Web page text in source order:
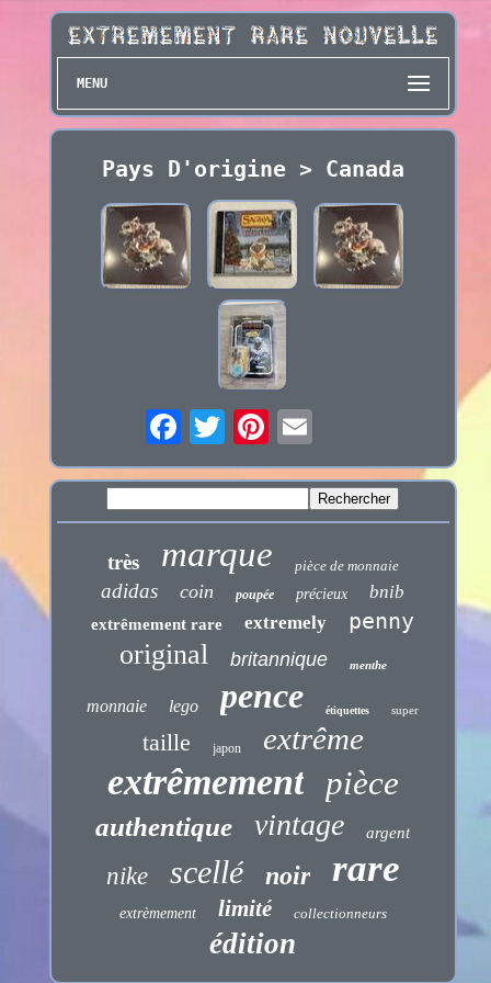
MENU
Pays D'origine > Canada
très marque pièce de monnaie
adidas coin poupée précieux bnib
extrêmement rare extremely penny
original britannique menthe
monnaie lego pence étiquettes super
taille japon extrême
extrêmement pièce
authentique vintage argent
nike scellé noir rare
extrèmement limité collectionneurs
édition